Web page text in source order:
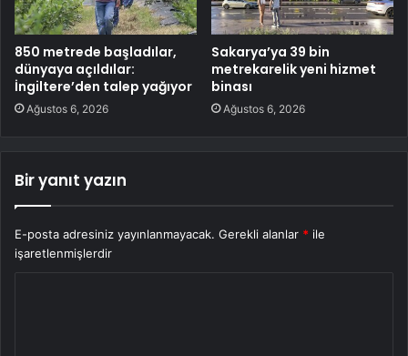
850 metrede başladılar,
dünyaya açıldılar:
İngiltere’den talep yağıyor
Ağustos 6, 2026
Sakarya’ya 39 bin
metrekarelik yeni hizmet
binası
Ağustos 6, 2026
Bir yanıt yazın
E-posta adresiniz yayınlanmayacak. Gerekli alanlar * ile
işaretlenmişlerdir